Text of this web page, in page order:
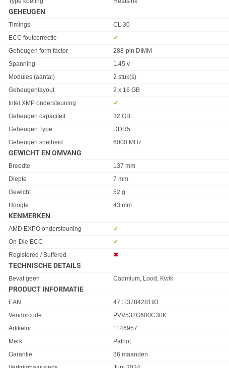
GEHEUGEN
Eigenschap
Timings
CL 30
ECC foutcorrectie
✓︎
Geheugen form factor
288-pin DIMM
Spanning
1.45 v
Modules (aantal)
2 stuk(s)
Geheugenlayout
2 x 16 GB
Intel XMP ondersteuning
✓︎
Geheugen capaciteit
32 GB
Geheugen Type
DDR5
Geheugen snelheid
6000 MHz
GEWICHT EN OMVANG
Eigenschap
Breedte
137 mm
Diepte
7 mm
Gewicht
52 g
Hoogte
43 mm
KENMERKEN
Eigenschap Waarde
AMD EXPO ondersteuning
✓︎
On-Die ECC
✓︎
Registered / Buffered
✖︎
TECHNISCHE DETAILS
Eigenschap
Bevat geen Cadmium, Lood, Kwik
PRODUCT INFORMATIE
EAN
4711378428193
Vendorcode
PVV532G600C30K
Artikelnr
1146957
Merk
Patriot
Garantie
36 maanden